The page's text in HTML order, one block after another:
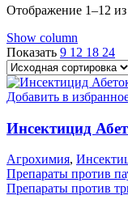
Отображение 1–12
Show column
Показать 9 12 18 24
Добавить в
Инсектицид
Агрохимия,
Препараты против
Препараты против